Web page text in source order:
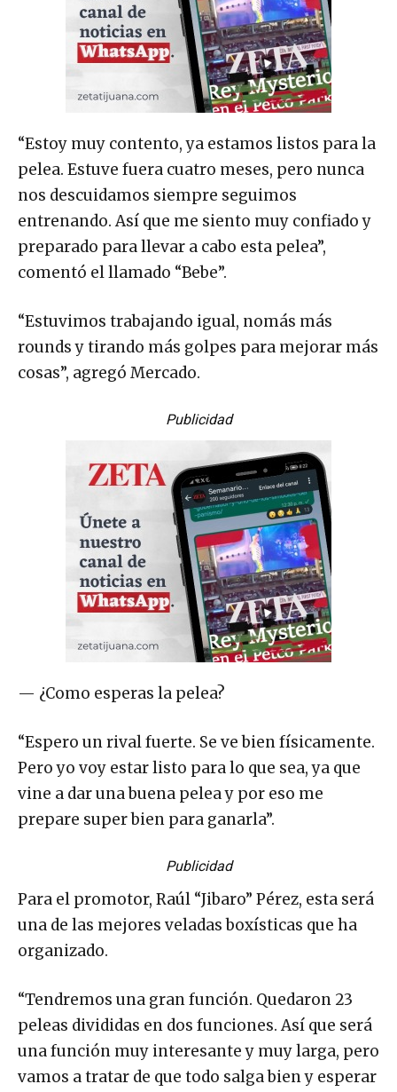
“Estoy muy contento, ya estamos listos para la
pelea. Estuve fuera cuatro meses, pero nunca
nos descuidamos siempre seguimos
entrenando. Así que me siento muy confiado y
preparado para llevar a cabo esta pelea”,
comentó el llamado “Bebe”.
“Estuvimos trabajando igual, nomás más
rounds y tirando más golpes para mejorar más
cosas”, agregó Mercado.
Publicidad
— ¿Como esperas la pelea?
“Espero un rival fuerte. Se ve bien físicamente.
Pero yo voy estar listo para lo que sea, ya que
vine a dar una buena pelea y por eso me
prepare super bien para ganarla”.
Publicidad
Para el promotor, Raúl “Jibaro” Pérez, esta será
una de las mejores veladas boxísticas que ha
organizado.
“Tendremos una gran función. Quedaron 23
peleas divididas en dos funciones. Así que será
una función muy interesante y muy larga, pero
vamos a tratar de que todo salga bien y esperar